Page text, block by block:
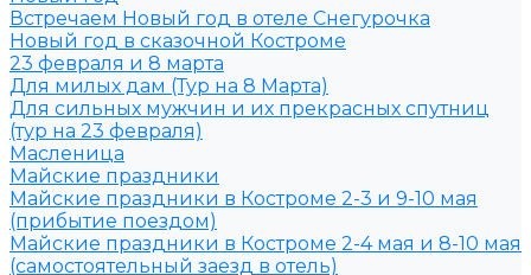
Встречаем Новый год в отеле Снегурочка
Новый год в сказочной Костроме
23 февраля и 8 марта
Для милых дам (Тур на 8 Марта)
Для сильных мужчин и их прекрасных спутниц
(тур на 23 февраля)
Масленица
Майские праздники
Майские праздники в Костроме 2-3 и 9-10 мая
(прибытие поездом)
Майские праздники в Костроме 2-4 мая и 8-10 мая
(самостоятельный заезд в отель)